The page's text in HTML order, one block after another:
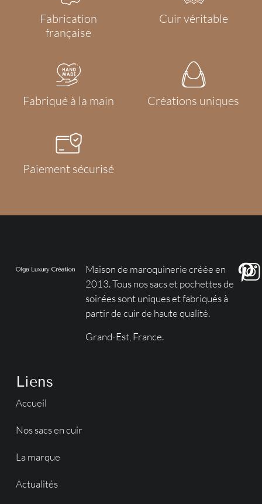
Fabrication
française
Cuir véritable
Fabriqué à la main Créations uniques
Paiement sécurisé
Maison de maroquinerie créée en
2013. Tous nos sacs et pochettes de
soirées sont uniques et fabriqués à
partir de cuir de haute qualité.
Grand-Est, France.
Liens
Accueil
Nos sacs en cuir
La marque
Actualités